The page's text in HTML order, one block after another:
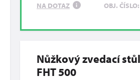
NA DOTAZ i OBJ.
Nůžkový zvedací stůl
FHT 500